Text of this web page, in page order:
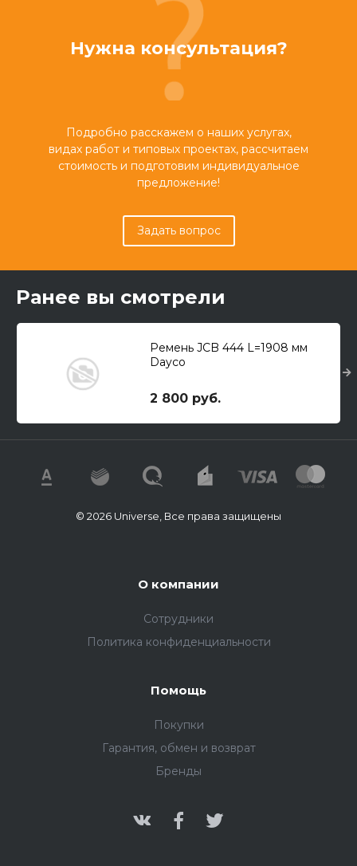
Нужна консультация?
Подробно расскажем о наших услугах,
видах работ и типовых проектах, рассчитаем
стоимость и подготовим индивидуальное
предложение!
Задать вопрос
Ранее вы смотрели
Ремень JCB 444 L=1908 мм
Dayco
2 800 руб.
© 2026 Universe, Все права защищены
О компании
Сотрудники
Политика конфиденциальности
Помощь
Покупки
Гарантия, обмен и возврат
Бренды